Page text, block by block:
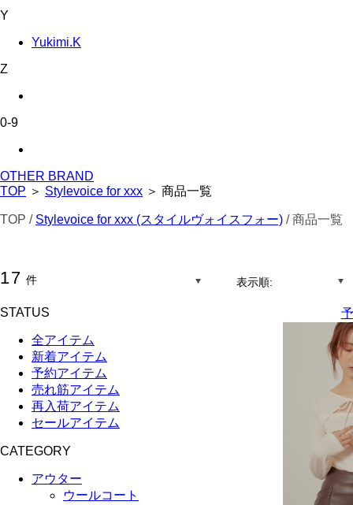
Y
Yukimi.K
Z
0-9
OTHER BRAND
TOP ＞ Stylevoice for xxx ＞ 商品一覧
TOP / Stylevoice for xxx (スタイルヴォイスフォー) / 商品一覧
17 件 表示順:
STATUS
全アイテム
新着アイテム
予約アイテム
売れ筋アイテム
再入荷アイテム
セールアイテム
CATEGORY
アウター
ウールコート